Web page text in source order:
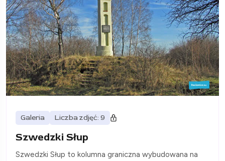
Galeria Liczba zdjęć: 9
Szwedzki Słup
Szwedzki Słup to kolumna graniczna wybudowana na